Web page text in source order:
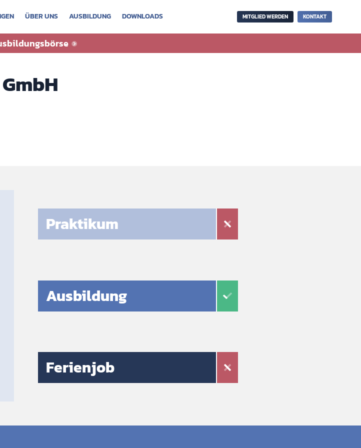
ÜBER UNS AUSBILDUNG DOWNLOADS MITGLIED WERDEN KONTAKT
Praktikum
Ausbildung
Ferienjob